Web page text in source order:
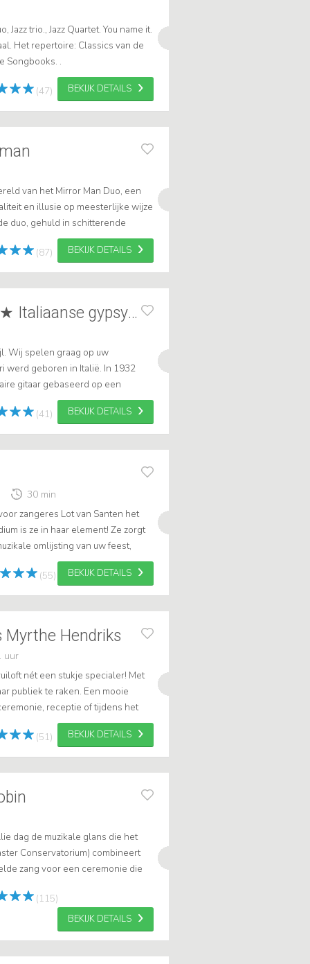
Jazz trio., Jazz Quartet. You name it.
Het repertoire: Classics van de
Songbooks. .
(47) BEKIJK DETAILS
van het Mirror Man Duo, een
en illusie op meesterlijke wijze
duo, gehuld in schitterende
een ongekende dosis magie toe
(87) BEKIJK DETAILS
The Maccaferris ★ Italiaanse gypsy jazz
Wij spelen graag op uw
werd geboren in Italië. In 1932
gitaar gebaseerd op een
Maccaferri’s trio omarmt dit type
(41) BEKIJK DETAILS
30 min
zangeres Lot van Santen het
is ze in haar element! Ze zorgt
omlijsting van uw feest,
huwelijksceremonie, u...
(55) BEKIJK DETAILS
Myrthe Hendriks
uur
nét een stukje specialer! Met
publiek te raken. Een mooie
receptie of tijdens het
(51) BEKIJK DETAILS
dag de muzikale glans die het
Conservatorium) combineert
zang voor een ceremonie die
u voor — kies voor ervaring...
(115)
BEKIJK DETAILS